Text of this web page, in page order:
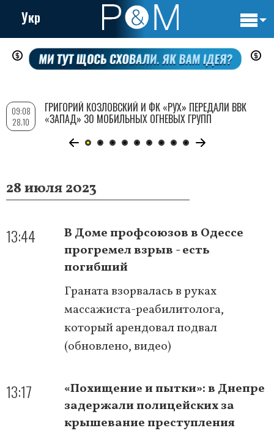
Перейти
содержанию
Укр
28 июля 2023
13:44
В Доме профсоюзов в Одессе
прогремел взрыв - есть
погибший
Граната взорвалась в руках
массажиста-реабилитолога,
который арендовал подвал
(обновлено, видео)
13:17
«Похищение и пытки»: в Днепре
задержали полицейских за
крышевание преступления
09:08
28.10
ГРИГОРИЙ КОЗЛОВСКИЙ И ФК «РУХ» ПЕРЕДАЛИ ВВК
«ЗАПАД» 30 МОБИЛЬНЫХ ОГНЕВЫХ ГРУПП